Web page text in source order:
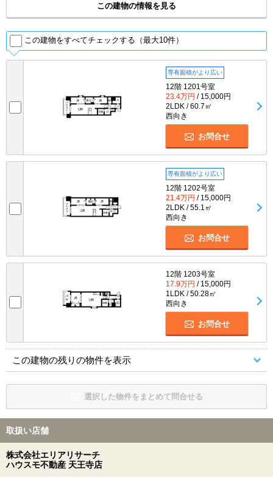
この建物の情報を見る
この建物をすべてチェックする（最大10件）
専有面積がより広い
12階 1201号室
23.4万円 / 15,000円
2LDK / 60.7㎡
西向き
お問合せ
専有面積がより広い
12階 1202号室
21.4万円 / 15,000円
2LDK / 55.1㎡
西向き
お問合せ
12階 1203号室
17.9万円 / 15,000円
1LDK / 50.28㎡
西向き
お問合せ
この建物の残りの物件を表示
選択した物件をまとめて問合せる
取扱い店舗
株式会社エリアリサーチ
ハウスモ不動産 天王寺店